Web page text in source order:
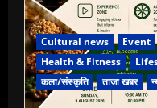
Cultural news Event
Health & Fitness
कला/संस्कृति
ताजा खबर